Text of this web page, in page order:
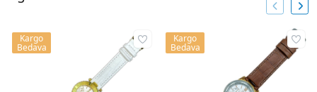
Kargo
Bedava
Kargo
Bedava